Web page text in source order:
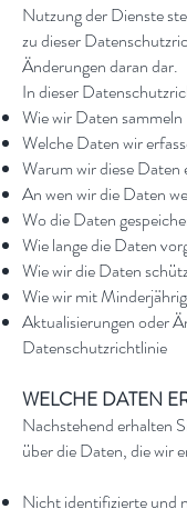
Nutzung der Dienste
zu dieser
Änderungen daran dar.
In dieser
Wie wir Daten sammeln
Welche Daten wir
Warum wir diese Daten
An wen wir die Daten
Wo die Daten
Wie lange die Daten
Wie wir die Daten
Wie wir mit
Aktualisierungen oder
Datenschutzrichtlinie
WELCHE DATEN
Nachstehend erhalten
über die Daten, die wir
Nicht identifizierte und